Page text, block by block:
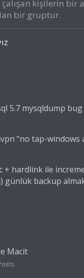
kişilerin bir
bir gruptur.
5.7 mysqldump bug
“no tap-windows
+ hardlink ile
günlük backup
Macit